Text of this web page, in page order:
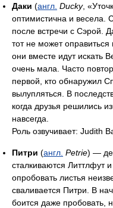
Даки (англ. Ducky,
оптимистична и весела.
после встречи с Сэрой.
тот не может
они вместе идут искать
очень мала. Часто
первой, кто обнаружил
вылупляться. В
когда друзья решились
навсегда.
Роль озвучивает: Judith
Питри (англ. Petrie) —
сталкиваются Литтлфут
опробовать листья
сваливается Питри. В
боится даже пробовать,